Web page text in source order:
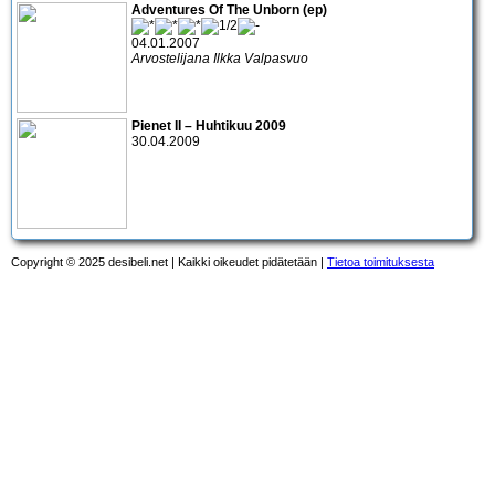
Adventures Of The Unborn (ep)
04.01.2007
Arvostelijana Ilkka Valpasvuo
Pienet II – Huhtikuu 2009
30.04.2009
Copyright © 2025 desibeli.net | Kaikki oikeudet pidätetään | Tietoa toimituksesta